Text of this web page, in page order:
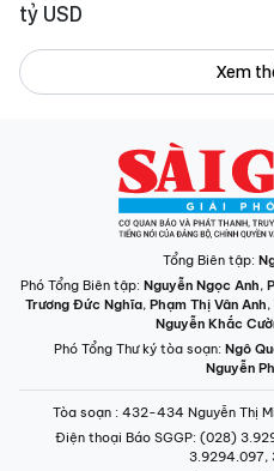
tỷ USD
Xem
Tổng Biên tập:
Phó Tổng Biên tập: Nguyễn Ngọc Anh,
Trương Đức Nghĩa, Phạm Thị Vân Anh,
Nguyễn Khắc
Phó Tổng Thư ký tòa soạn: Ngô
Nguyễn
Tòa soạn : 432-434 Nguyễn Thị
Điện thoại Báo SGGP: (028)
3.9294.097,